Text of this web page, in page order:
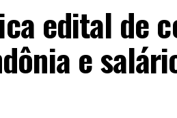
edital de
e